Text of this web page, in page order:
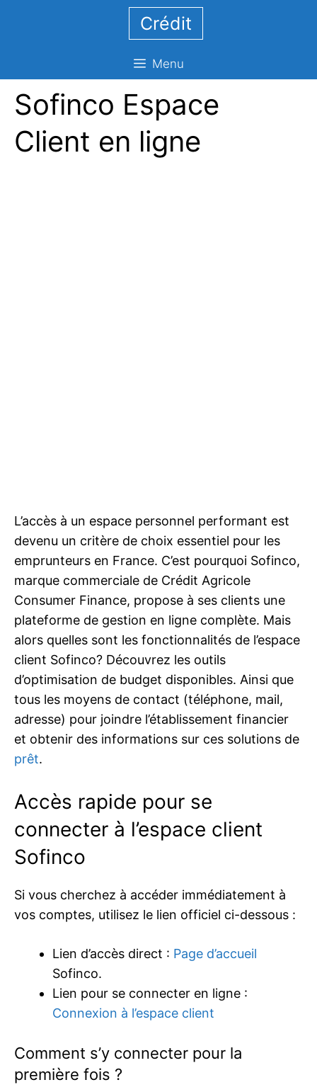
Crédit
Menu
Sofinco Espace
Client en ligne
L’accès à un espace personnel performant est
devenu un critère de choix essentiel pour les
emprunteurs en France. C’est pourquoi Sofinco,
marque commerciale de Crédit Agricole
Consumer Finance, propose à ses clients une
plateforme de gestion en ligne complète. Mais
alors quelles sont les fonctionnalités de l’espace
client Sofinco? Découvrez les outils
d’optimisation de budget disponibles. Ainsi que
tous les moyens de contact (téléphone, mail,
adresse) pour joindre l’établissement financier
et obtenir des informations sur ces solutions de
prêt.
Accès rapide pour se
connecter à l’espace client
Sofinco
Si vous cherchez à accéder immédiatement à
vos comptes, utilisez le lien officiel ci-dessous :
Lien d’accès direct : Page d’accueil
Sofinco.
Lien pour se connecter en ligne :
Connexion à l’espace client
Comment s’y connecter pour la
première fois ?